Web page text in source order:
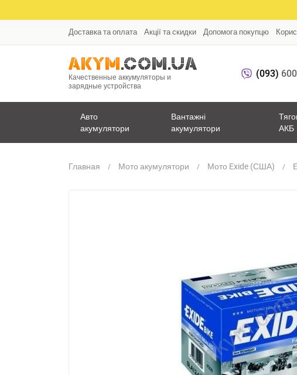
Доставка та оплата Акції та скидки Допомога покупцю
Качественные аккумуляторы и
зарядные устройства
(093)
Авто
акумулятори
Вантажні
акумулятори
АКБ
Главная Мото акумулятори Мото Exide (США)